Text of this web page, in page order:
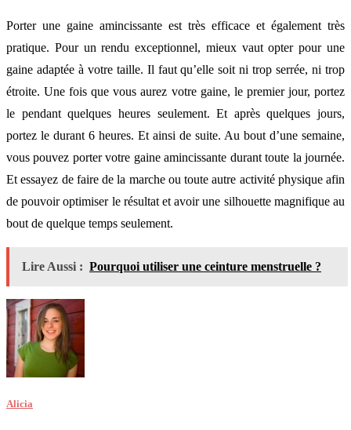
Porter une gaine amincissante est très efficace et également très
pratique. Pour un rendu exceptionnel, mieux vaut opter pour une
gaine adaptée à votre taille. Il faut qu’elle soit ni trop serrée, ni trop
étroite. Une fois que vous aurez votre gaine, le premier jour, portez
le pendant quelques heures seulement. Et après quelques jours,
portez le durant 6 heures. Et ainsi de suite. Au bout d’une semaine,
vous pouvez porter votre gaine amincissante durant toute la journée.
Et essayez de faire de la marche ou toute autre activité physique afin
de pouvoir optimiser le résultat et avoir une silhouette magnifique au
bout de quelque temps seulement.
Lire Aussi : Pourquoi utiliser une ceinture menstruelle ?
Alicia